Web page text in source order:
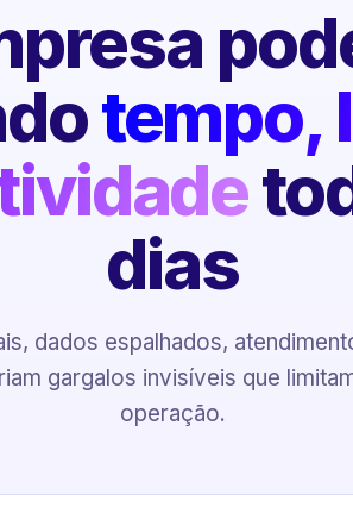
tempo,
dias
dados espalhados,
gargalos invisíveis que
operação.